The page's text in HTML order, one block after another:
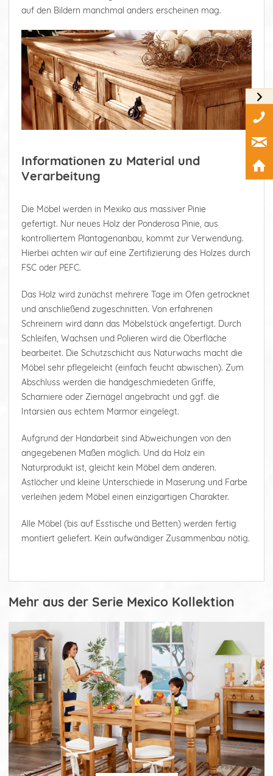
auf den Bildern manchmal anders erscheinen mag.
Informationen zu Material und
Verarbeitung
Die Möbel werden in Mexiko aus massiver Pinie
gefertigt. Nur neues Holz der Ponderosa Pinie, aus
kontrolliertem Plantagenanbau, kommt zur Verwendung.
Hierbei achten wir auf eine Zertifizierung des Holzes durch
FSC oder PEFC.
Das Holz wird zunächst mehrere Tage im Ofen getrocknet
und anschließend zugeschnitten. Von erfahrenen
Schreinern wird dann das Möbelstück angefertigt. Durch
Schleifen, Wachsen und Polieren wird die Oberfläche
bearbeitet. Die Schutzschicht aus Naturwachs macht die
Möbel sehr pflegeleicht (einfach feucht abwischen). Zum
Abschluss werden die handgeschmiedeten Griffe,
Scharniere oder Ziernägel angebracht und ggf. die
Intarsien aus echtem Marmor eingelegt.
Aufgrund der Handarbeit sind Abweichungen von den
angegebenen Maßen möglich. Und da Holz ein
Naturprodukt ist, gleicht kein Möbel dem anderen.
Astlöcher und kleine Unterschiede in Maserung und Farbe
verleihen jedem Möbel einen einzigartigen Charakter.
Alle Möbel (bis auf Esstische und Betten) werden fertig
montiert geliefert. Kein aufwändiger Zusammenbau nötig.
Mehr aus der Serie Mexico Kollektion